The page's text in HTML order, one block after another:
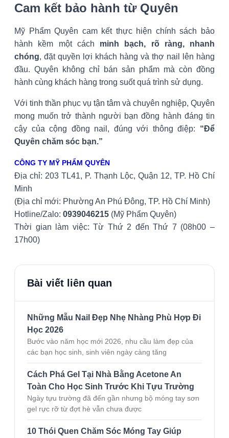
Cam kết bảo hành từ Quyên
Mỹ Phẩm Quyên cam kết thực hiện chính sách bảo
hành kềm một cách minh bạch, rõ ràng, nhanh
chóng, đặt quyền lợi khách hàng và thợ nail lên hàng
đầu. Quyên không chỉ bán sản phẩm mà còn đồng
hành cùng khách hàng trong suốt quá trình sử dụng.
Với tinh thần phục vụ tận tâm và chuyên nghiệp, Quyên
mong muốn trở thành người bạn đồng hành đáng tin
cậy của cộng đồng nail, đúng với thông điệp: “Để
Quyên chăm sóc bạn.”
CÔNG TY MỸ PHẨM QUYÊN
Địa chỉ: 203 TL41, P. Thạnh Lộc, Quận 12, TP. Hồ Chí
Minh
(Địa chỉ mới: Phường An Phú Đông, TP. Hồ Chí Minh)
Hotline/Zalo: 0939046215 (Mỹ Phẩm Quyên)
Thời gian làm việc: Từ Thứ 2 đến Thứ 7 (08h00 –
17h00)
Bài viết liên quan
Những Mẫu Nail Đẹp Nhẹ Nhàng Phù Hợp Đi
Học 2026
Bước vào năm học mới 2026, nhu cầu làm đẹp của
các bạn học sinh, sinh viên ngày càng tăng
Cách Phá Gel Tại Nhà Bằng Acetone An
Toàn Cho Học Sinh Trước Khi Tựu Trường
Ngày tựu trường đã đến gần nhưng bộ móng tay sơn
gel rực rỡ từ đợt hè vẫn chưa được
10 Thói Quen Chăm Sóc Móng Tay Giúp